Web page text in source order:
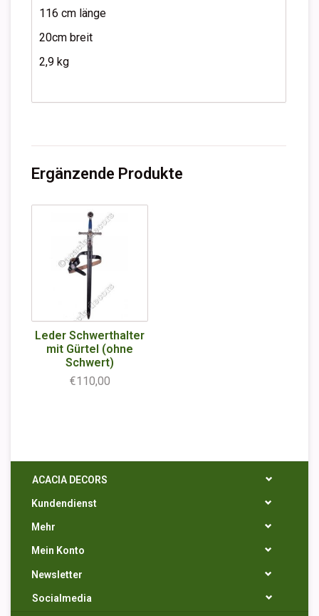
116 cm länge
20cm breit
2,9 kg
Ergänzende Produkte
Leder Schwerthalter
mit Gürtel (ohne
Schwert)
€110,00
ACACIA DECORS
Kundendienst
Mehr
Mein Konto
Newsletter
Socialmedia